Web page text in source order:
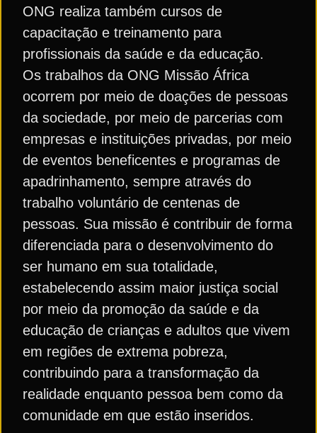
ONG realiza também cursos de
capacitação e treinamento para
profissionais da saúde e da educação.
Os trabalhos da ONG Missão África
ocorrem por meio de doações de pessoas
da sociedade, por meio de parcerias com
empresas e instituições privadas, por meio
de eventos beneficentes e programas de
apadrinhamento, sempre através do
trabalho voluntário de centenas de
pessoas. Sua missão é contribuir de forma
diferenciada para o desenvolvimento do
ser humano em sua totalidade,
estabelecendo assim maior justiça social
por meio da promoção da saúde e da
educação de crianças e adultos que vivem
em regiões de extrema pobreza,
contribuindo para a transformação da
realidade enquanto pessoa bem como da
comunidade em que estão inseridos.